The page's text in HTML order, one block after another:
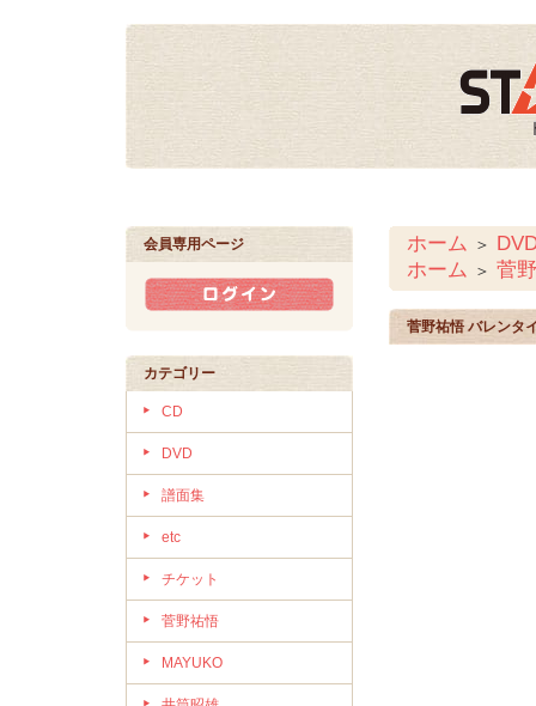
会員専用ページ
カテゴリー
CD
DVD
譜面集
etc
チケット
菅野祐悟
MAYUKO
ホーム ＞
ホーム ＞ 菅
菅野祐悟 バレンタ